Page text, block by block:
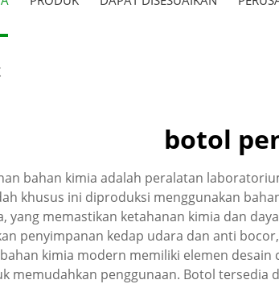
botol
bahan kimia adalah peralatan
khusus ini diproduksi menggunakan
yang memastikan ketahanan kimia dan
penyimpanan kedap udara dan anti
kimia modern memiliki elemen
memudahkan penggunaan. Botol tersedia